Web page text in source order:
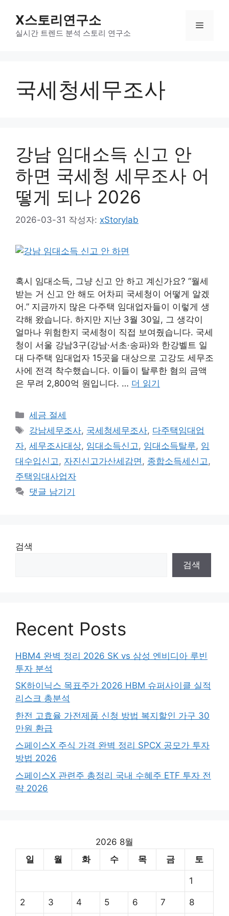
X스토리연구소
실시간 트렌드 분석 스토리 연구소
메
국세청세무조사
강남 임대소득 신고 안
하면 국세청 세무조사 어
떻게 되나 2026
2026-03-31 작성자: xStorylab
혹시 임대소득, 그냥 신고 안 하고 계신가요? “월세
받는 거 신고 안 해도 어차피 국세청이 어떻게 알겠
어.” 지금까지 많은 다주택 임대업자들이 이렇게 생
각해 왔습니다. 하지만 지난 3월 30일, 그 생각이
얼마나 위험한지 국세청이 직접 보여줬습니다. 국세
청이 서울 강남3구(강남·서초·송파)와 한강벨트 일
대 다주택 임대업자 15곳을 대상으로 고강도 세무조
사에 전격 착수했습니다. 이들이 탈루한 혐의 금액
은 무려 2,800억 원입니다. … 더 읽기
카
테
고
리
세금 절세
태
그
강남세무조사, 국세청세무조사, 다주택임대업
자, 세무조사대상, 임대소득신고 , 임대소득탈루, 임
대수입신고 , 자진신고가산세감면 , 종합소득세신고 ,
주택임대사업자
댓글 남기기
검색
검색
Recent Posts
HBM4 완벽 정리 2026 SK vs 삼성 엔비디아 루빈
투자 분석
SK하이닉스 목표주가 2026 HBM 슈퍼사이클 실적
리스크 총분석
한전 고효율 가전제품 신청 방법 복지할인 가구 30
만원 환급
스페이스X 주식 가격 완벽 정리 SPCX 공모가 투자
방법 2026
스페이스X 관련주 총정리 국내 수혜주 ETF 투자 전
략 2026
2026 8월
일
월 화 수 목 금 토
1
2 3 4 5 6 7 8